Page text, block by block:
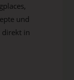
und
direkt in